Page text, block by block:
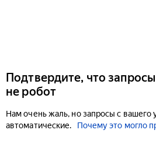
Подтвердите, что
не робот
Нам очень жаль, но запросы с вашего
автоматические.
Почему это могло